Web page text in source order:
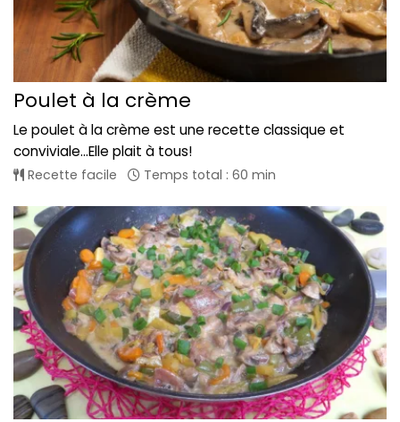
Poulet à la crème
Le poulet à la crème est une recette classique et
conviviale...Elle plait à tous!
Recette facile Temps total : 60 min